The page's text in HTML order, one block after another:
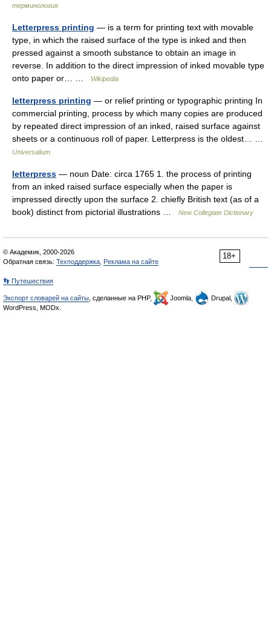
терминология
Letterpress printing — is a term for printing text with movable
type, in which the raised surface of the type is inked and then
pressed against a smooth substance to obtain an image in
reverse. In addition to the direct impression of inked movable type
onto paper or… …
Wikipedia
letterpress printing — or relief printing or typographic printing In
commercial printing, process by which many copies are produced
by repeated direct impression of an inked, raised surface against
sheets or a continuous roll of paper. Letterpress is the oldest… …
Universalium
letterpress — noun Date: circa 1765 1. the process of printing
from an inked raised surface especially when the paper is
impressed directly upon the surface 2. chiefly British text (as of a
book) distinct from pictorial illustrations …
New Collegiate Dictionary
18+
© Академик, 2000-2026
Обратная связь: Техподдержка Реклама на сайте
👣 Путешествия
Экспорт словарей на сайты , сделанные на PHP, Joomla,
Drupal,
WordPress, MODx.